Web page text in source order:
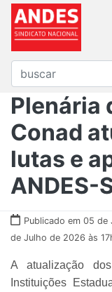
Plenária
Conad
lutas e
ANDES-
Publicado em 05 de
de Julho de 2026 às
A atualização
Instituições